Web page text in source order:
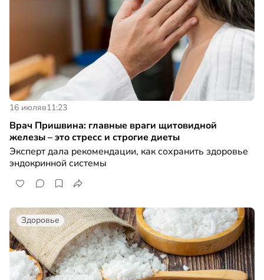
16 июляв11:23
Врач Пришвина: главные враги щитовидной
железы – это стресс и строгие диеты
Эксперт дала рекомендации, как сохранить здоровье
эндокринной системы
Здоровье